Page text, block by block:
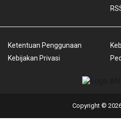
Ketentuan Penggunaan
Kebijakan Privasi
Copyright ©